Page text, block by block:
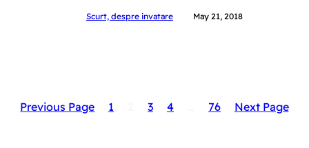
Scurt, despre invatare May 21, 2018
Previous Page 1 3 4 76 Next Page